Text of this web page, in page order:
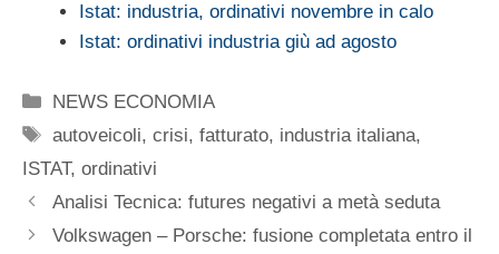
Istat: industria, ordinativi novembre in calo
Istat: ordinativi industria giù ad agosto
Categorie
NEWS ECONOMIA
Tag
autoveicoli,crisi,fatturato, industria italiana,
ISTAT, ordinativi
Analisi Tecnica: futures negativi a metà seduta
Volkswagen – Porsche: fusione completata entro il